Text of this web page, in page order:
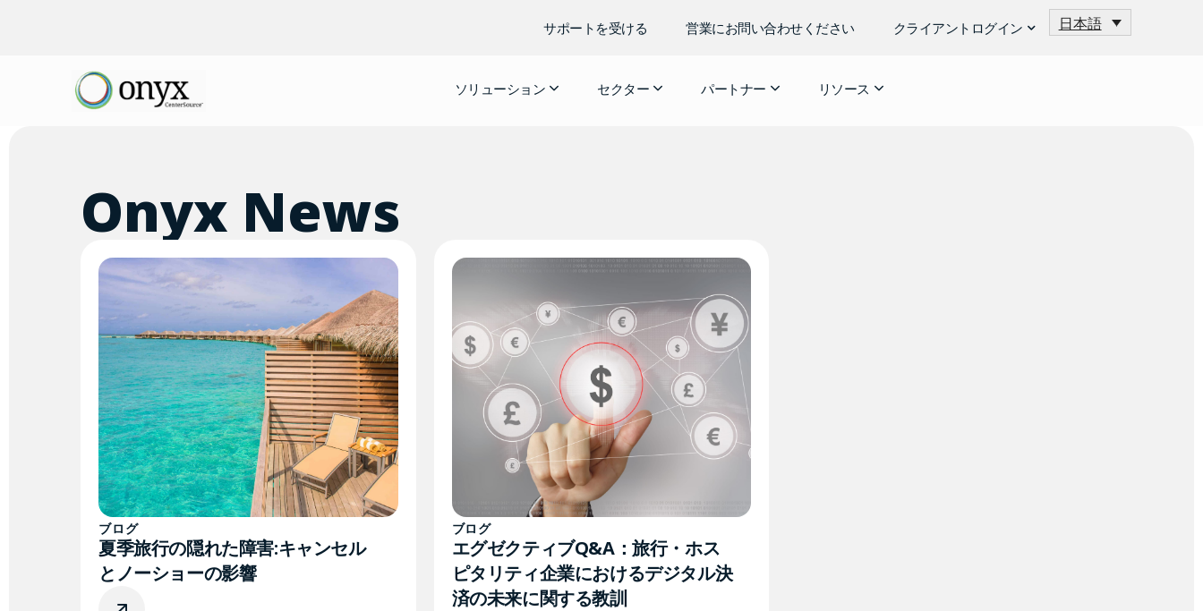
サポートを受ける 営業にお問い合わせください クライアントログイン 日本語
ソリューション セクター パートナー リソース
Onyx News
ブログ
夏季旅行の隠れた障害:キャンセル
とノーショーの影響
ブログ
エグゼクティブQ&A：旅行・ホス
ピタリティ企業におけるデジタル決
済の未来に関する教訓